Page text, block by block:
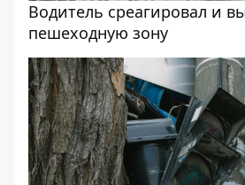
Водитель среагировал и
пешеходную зону